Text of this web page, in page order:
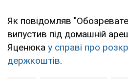
Як повідомляв
випустив під домашній
Яценюка у справі про
держкоштів.